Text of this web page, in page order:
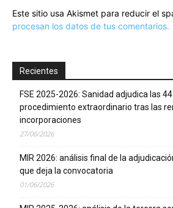
Este sitio usa Akismet para reducir el
procesan los datos de tus comentarios.
Recientes
FSE 2025-2026: Sanidad adjudica las
procedimiento extraordinario tras las
incorporaciones
27/06/2026
MIR 2026: análisis final de la
que deja la convocatoria
01/06/2026